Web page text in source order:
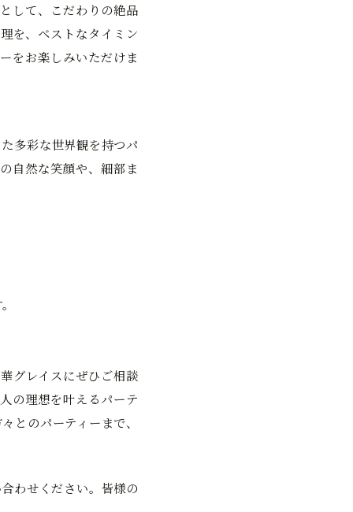
して、こだわりの絶品
を、ベストなタイミン
をお楽しみいただけま
多彩な世界観を持つパ
自然な笑顔や、細部ま
グレイスにぜひご相談
の理想を叶えるパーテ
とのパーティーまで、
わせください。皆様の